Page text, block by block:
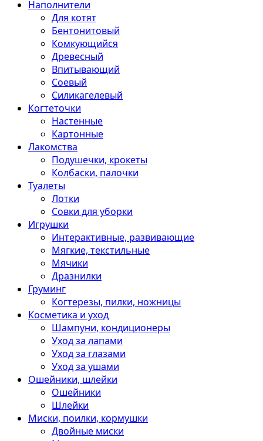
Наполнители
Для котят
Бентонитовый
Комкующийся
Древесный
Впитывающий
Соевый
Силикагелевый
Когтеточки
Настенные
Картонные
Лакомства
Подушечки, крокеты
Колбаски, палочки
Туалеты
Лотки
Совки для уборки
Игрушки
Интерактивные, развивающие
Мягкие, текстильные
Мячики
Дразнилки
Груминг
Когтерезы, пилки, ножницы
Косметика и уход
Шампуни, кондиционеры
Уход за лапами
Уход за глазами
Уход за ушами
Ошейники, шлейки
Ошейники
Шлейки
Миски, поилки, кормушки
Двойные миски